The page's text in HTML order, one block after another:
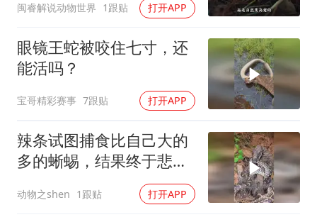
闽睿解说动物世界 1跟贴 打开APP
眼镜王蛇被咬住七寸，还
能活吗？
宝哥精彩赛事 7跟贴 打开APP
辣条试图捕食比自己大的
多的蜥蜴，结果终于悲剧
动物之shen 1跟贴 打开APP